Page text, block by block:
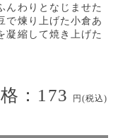
んわりとなじませた
で煉り上げた小倉あ
凝縮して焼き上げた
：173 円(税込)